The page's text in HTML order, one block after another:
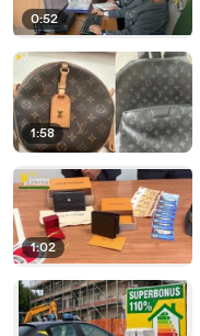
0:52
1:58
1:02